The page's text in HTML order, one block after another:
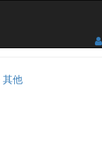
汽车及配件
其他